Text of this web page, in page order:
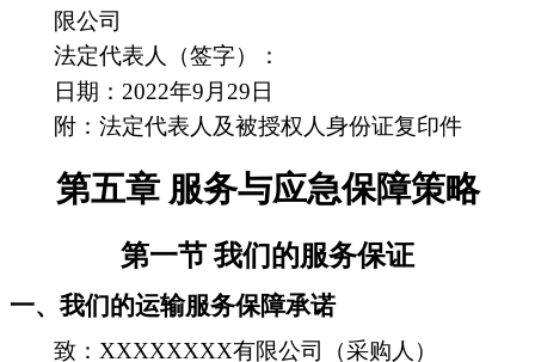
限公司
法定代表人（签字）：
日期：2022年9月29日
附：法定代表人及被授权人身份证复印件
第五章 服务与应急保障策略
第一节 我们的服务保证
一、我们的运输服务保障承诺
致：XXXXXXXX有限公司（采购人）